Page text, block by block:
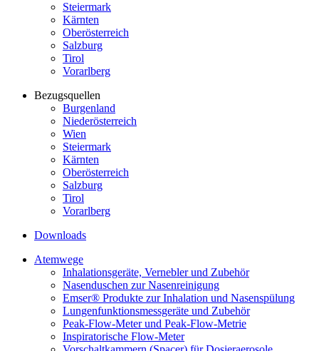
Steiermark
Kärnten
Oberösterreich
Salzburg
Tirol
Vorarlberg
Bezugsquellen
Burgenland
Niederösterreich
Wien
Steiermark
Kärnten
Oberösterreich
Salzburg
Tirol
Vorarlberg
Downloads
Atemwege
Inhalationsgeräte, Vernebler und Zubehör
Nasenduschen zur Nasenreinigung
Emser® Produkte zur Inhalation und Nasenspülung
Lungenfunktionsmessgeräte und Zubehör
Peak-Flow-Meter und Peak-Flow-Metrie
Inspiratorische Flow-Meter